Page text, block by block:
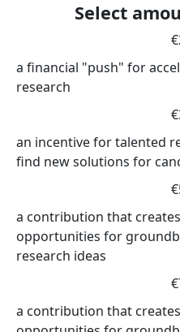
Select
a financial "push" for
research
an incentive for talented
find new solutions for
a contribution that
opportunities for
research ideas
a contribution that